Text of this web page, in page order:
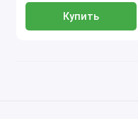
Купить